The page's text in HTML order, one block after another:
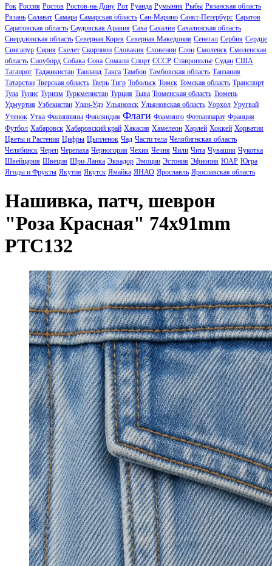
Рок Россия Ростов Ростов-на-Дону Рот Руанда Румыния Рыбы Рязанская область
Рязань Салават Самара Самарская область Сан-Марино Санкт-Петербург Саратов
Саратовская область Саудовская Аравия Саха Сахалин Сахалинская область
Свердловская область Северная Корея Северная Македония Сенегал Сербия Сердце
Сингапур Сирия Скелет Скорпион Словакия Словении Слон Смоленск Смоленская
область Сноуборд Собака Сова Сомали Спорт СССР Ставрополье Судан США
Таганрог Таджикистан Таиланд Такса Тамбов Тамбовская область Танзания
Татарстан Тверская область Тверь Тигр Тобольск Томск Томская область Транспорт
Тула Тунис Туризм Туркменистан Турция Тыва Тюменская область Тюмень
Удмуртия Узбекистан Улан-Удэ Ульяновск Ульяновская область Уорхол Уругвай
Утенок Утка Филиппины Финляндия Флаги Фламинго Фотоаппарат Франция
Футбол Хабаровск Хабаровский край Хакасия Хамелеон Харлей Хоккей Хорватия
Цветы и Растения Цифры Цыпленок Чад Части тела Челябигнская область
Челябинск Череп Черепаха Черногория Чехия Чечня Чили Чита Чувашия Чукотка
Швейцария Швеция Шри-Ланка Эквадор Эмоции Эстония Эфиопия ЮАР Югра
Ягоды и Фрукты Якутия Якутск Ямайка ЯНАО Ярославль Ярославская область
Нашивка, патч, шеврон
"Роза Красная" 74x91mm
PTC132